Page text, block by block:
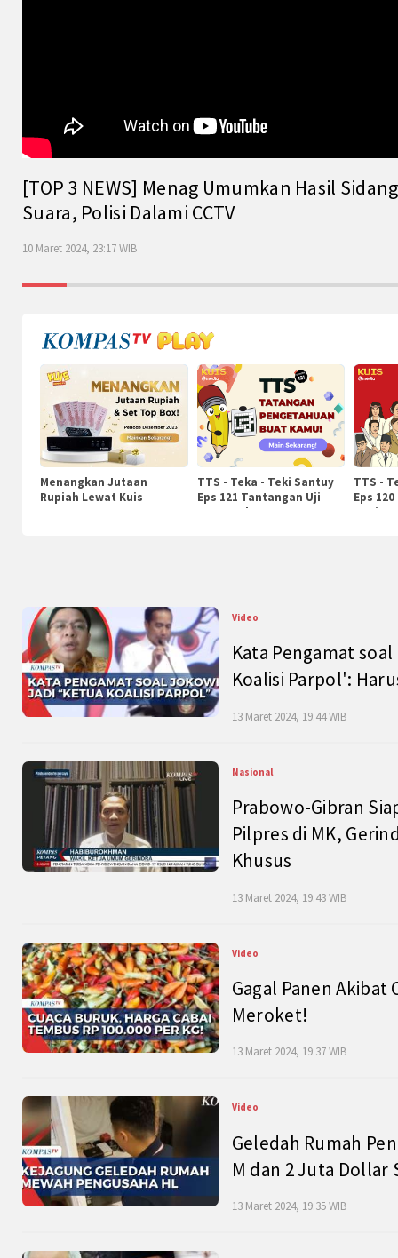
[TOP 3 NEWS] Menag Umumkan Hasil
Suara, Polisi Dalami CCTV
10 Maret 2024, 23:17 WIB
Menangkan Jutaan
Rupiah Lewat Kuis
TTS - Teka - Teki Santuy
Eps 121 Tantangan Uji
Pengetahuan
TTS -
Eps
Video
Kata Pengamat
Koalisi Parpol':
13 Maret 2024, 19:44 WIB
Nasional
Prabowo-Gibran
Pilpres di MK,
Khusus
13 Maret 2024, 19:43 WIB
Video
Gagal Panen Akibat
Meroket!
13 Maret 2024, 19:37 WIB
Video
Geledah Rumah
M dan 2 Juta Dollar
13 Maret 2024, 19:35 WIB